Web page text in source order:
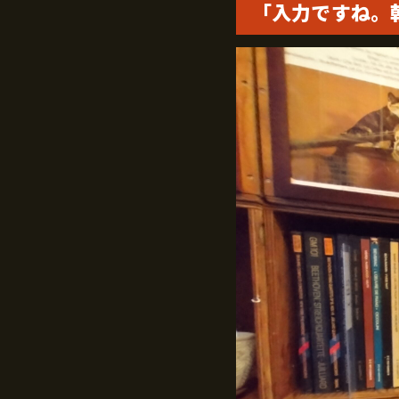
「入力ですね